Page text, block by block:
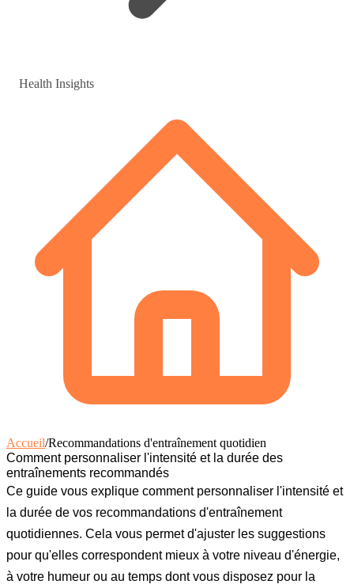
Health Insights
Accueil/Recommandations d'entraînement quotidien
Comment personnaliser l'intensité et la durée des
entraînements recommandés
Ce guide vous explique comment personnaliser l'intensité et
la durée de vos recommandations d'entraînement
quotidiennes. Cela vous permet d'ajuster les suggestions
pour qu'elles correspondent mieux à votre niveau d'énergie,
à votre humeur ou au temps dont vous disposez pour la